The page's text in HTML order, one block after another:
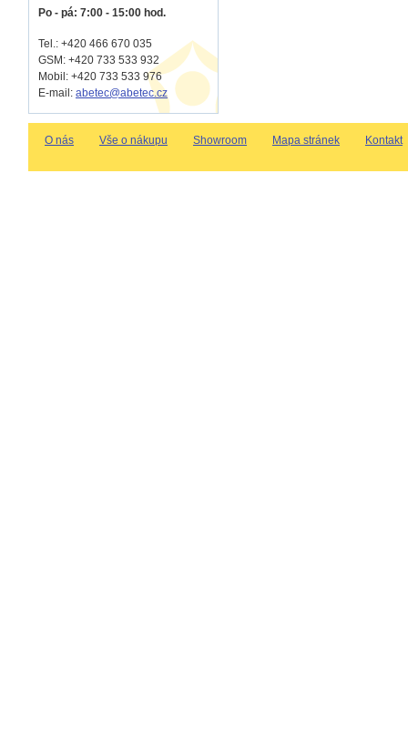
Po - pá: 7:00 - 15:00 hod.
Tel.: +420 466 670 035
GSM: +420 733 533 932
Mobil: +420 733 533 976
E-mail: abetec@abetec.cz
O nás Vše o nákupu Showroom Mapa stránek Kontakt